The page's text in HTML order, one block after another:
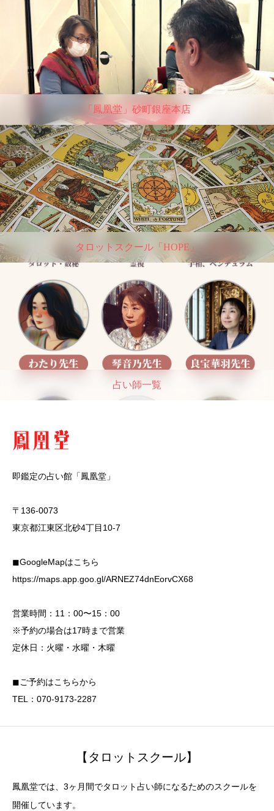
「鳳凰堂」砂町銀座本店
タロットスクール「HOPE」
占い師一覧
即鑑定の占い館「鳳凰堂」
〒136-0073
東京都江東区北砂4丁目10-7
◼︎GoogleMapはこちら
https://maps.app.goo.gl/ARNEZ74dnEorvCX68
営業時間：11：00〜15：00
※予約の場合は17時まで営業
定休日：火曜・水曜・木曜
◼︎ご予約はこちらから
TEL：070-9173-2287
【タロットスクール】
鳳凰堂では、3ヶ月間でタロット占い師になるためのスクールを
開催しています。